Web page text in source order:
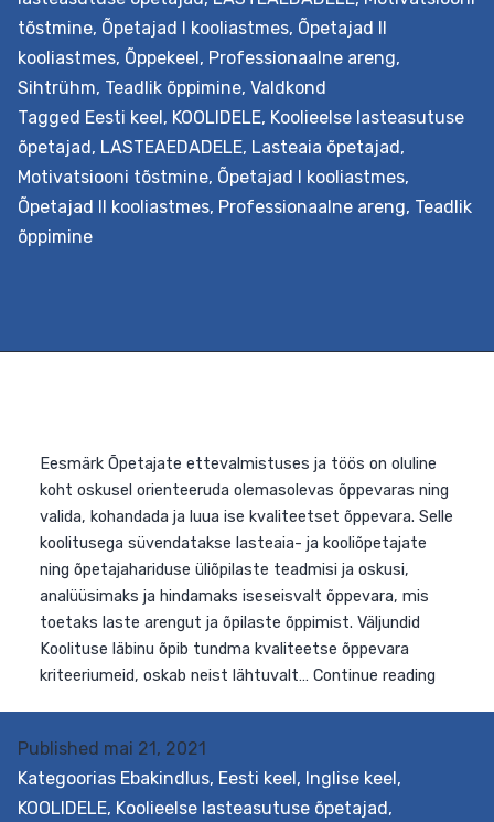
Eesmärk Suunata mõistma, kui oluline on laste
Väljundid Õpetaja saab teadmised tekstimõistmise
olemusest ja strateegiatest nende rakendamiseks ning
oskab neid eesmärgipäraselt lastele…Continue reading
tõstmine, Õpetajad I kooliastmes, Õpetajad II
kooliastmes, Õppekeel, Professionaalne areng,
Sihtrühm, Teadlik õppimine, Valdkond
Tagged Eesti keel, KOOLIDELE, Koolieelse lasteasutuse
õpetajad, LASTEAEDADELE, Lasteaia õpetajad,
Motivatsiooni tõstmine, Õpetajad I kooliastmes,
Õpetajad II kooliastmes, Professionaalne areng, Teadlik
õppimine
Published mai 21, 2021
Kategoorias Ebakindlus, Eesti keel, Inglise keel,
KOOLIDELE, Koolieelse lasteasutuse õpetajad,